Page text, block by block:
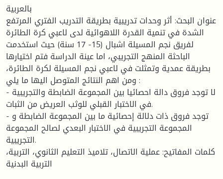
بالعربية
عنوان البحث: أثر وحدات تدريبية بطريقة التدريب الفتري المرتفع
الشدة في تنمية القدرة اللاهوائية لدى لاعبي كرة الطائرة
لفريق نجم المسيلة اشبال (15- 17 سنة) حيث استخدمت
الباحثة المنهج التجريبي، اما عينة الدراسة فتم اختيارها
بطريقة عمدية وتمثلت في لاعبي نجم المسيلة لكرة الطائرة،
ومن اهم النتائج المتوصل اليها ما يلي :
- لا توجد فروق دالة احصائيا بين المجموعة الضابطة والتجريبية
في الاختبار القبلي للوثب العريض من الثبات.
- توجد فروق ذات دلالة إحصائية ما بين المجموعة الضابطة و
المجموعة التجريبية في الاختبار البعدي لصالح المجموعة
التجريبية.
كلمات المفاتيح: عملية الاتصال، تلاميذ التعليم الثانوي، التربية،
التربية البدنية